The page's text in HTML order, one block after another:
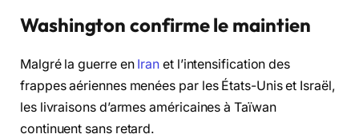
Washington confirme le maintien
Malgré la guerre en Iran et l’intensification des
frappes aériennes menées par les États-Unis et Israël,
les livraisons d’armes américaines à Taïwan
continuent sans retard.